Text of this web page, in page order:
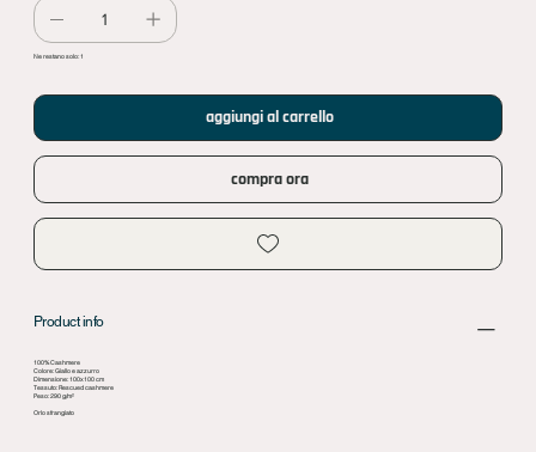
Ne restano solo: 1
aggiungi al carrello
compra ora
Product info
100% Cashmere
Colore: Giallo e azzurro
Dimensione: 100x100 cm
Tessuto: Rescued cashmere
Peso: 290 g/m²
Orlo sfrangiato